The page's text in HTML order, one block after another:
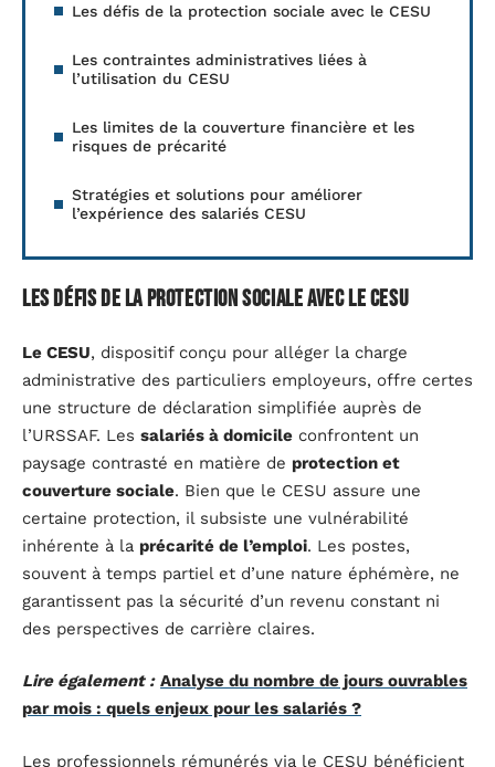
Les défis de la protection sociale avec le CESU
Les contraintes administratives liées à
l’utilisation du CESU
Les limites de la couverture financière et les
risques de précarité
Stratégies et solutions pour améliorer
l’expérience des salariés CESU
Les défis de la protection sociale avec le CESU
Le CESU, dispositif conçu pour alléger la charge
administrative des particuliers employeurs, offre certes
une structure de déclaration simplifiée auprès de
l’URSSAF. Les salariés à domicile confrontent un
paysage contrasté en matière de protection et
couverture sociale. Bien que le CESU assure une
certaine protection, il subsiste une vulnérabilité
inhérente à la précarité de l’emploi. Les postes,
souvent à temps partiel et d’une nature éphémère, ne
garantissent pas la sécurité d’un revenu constant ni
des perspectives de carrière claires.
Lire également : Analyse du nombre de jours ouvrables
par mois : quels enjeux pour les salariés ?
Les professionnels rémunérés via le CESU bénéficient